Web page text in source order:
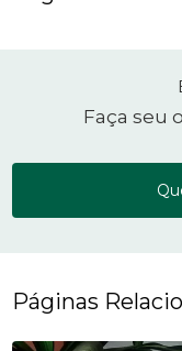
Faça seu
Páginas